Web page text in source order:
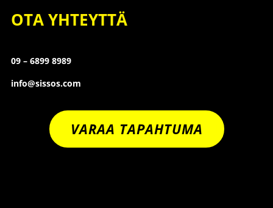
OTA YHTEYTTÄ
09 – 6899 8989
info@sissos.com
VARAA TAPAHTUMA